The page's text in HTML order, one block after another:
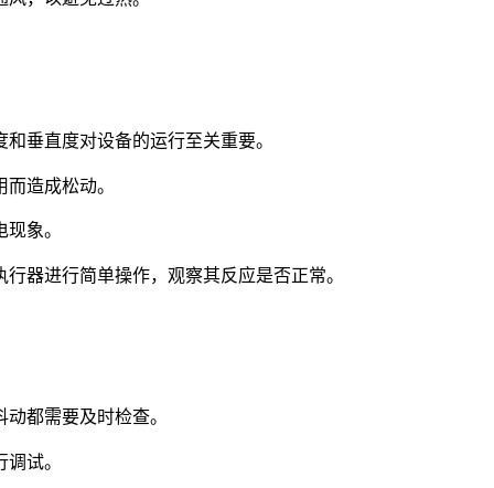
垂直度对设备的运行至关重要。
造成松动。
象。
器进行简单操作，观察其反应是否正常。
都需要及时检查。
试。